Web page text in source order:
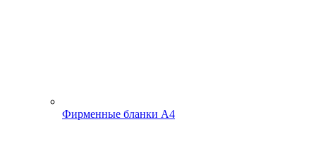
Фирменные бланки А4